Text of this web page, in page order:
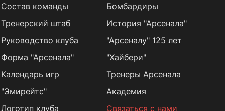
Состав команды
Тренерский штаб
Руководство клуба
Форма "Арсенала"
Календарь игр
Бомбардиры
История "Арсенала"
"Арсеналу" 125 лет
"Хайбери"
Тренеры Арсенала
"Эмирейтс"
Логотип клуба
Академия
Связаться с нами